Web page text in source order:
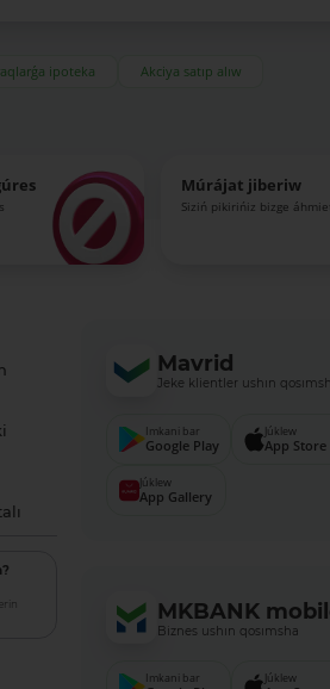
ipoteka
Akciya satıp alıw
Múrájat jiberiw
Siziń pikirińiz bizge
Mavrid
Jeke klientler ushın
Imkani bar
Google Play
Júklew
App Store
Júklew
App Gallery
MKBANK
Biznes ushın qosımsha
Imkani bar Júklew